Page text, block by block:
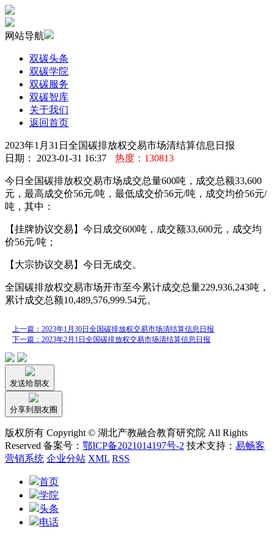
网站导航
双碳头条
双碳学院
双碳服务
双碳智库
关于我们
返回首页
2023年1月31日全国碳排放权交易市场清结算信息日报
日期： 2023-01-31 16:37
热度：130813
今日全国碳排放权交易市场成交总量600吨，成交总额33,600
元，最高成交价56元/吨，最低成交价56元/吨，成交均价56元/
吨，其中：
【挂牌协议交易】今日成交600吨，成交额33,600元，成交均
价56元/吨；
【大宗协议交易】今日无成交。
全国碳排放权交易市场开市至今累计成交总量229,936,243吨，
累计成交总额10,489,576,999.54元。
上一篇：2023年1月30日全国碳排放权交易市场清结算信息日报
下一篇：2023年2月1日全国碳排放权交易市场清结算信息日报
发送给朋友
分享到朋友圈
版权所有 Copyright © 湖北产教融合教育研究院 All Rights
Reserved 备案号： 鄂ICP备2021014197号-2 技术支持： 易畅客
营销系统 企业分站 XML RSS
首页
学院
头条
电话